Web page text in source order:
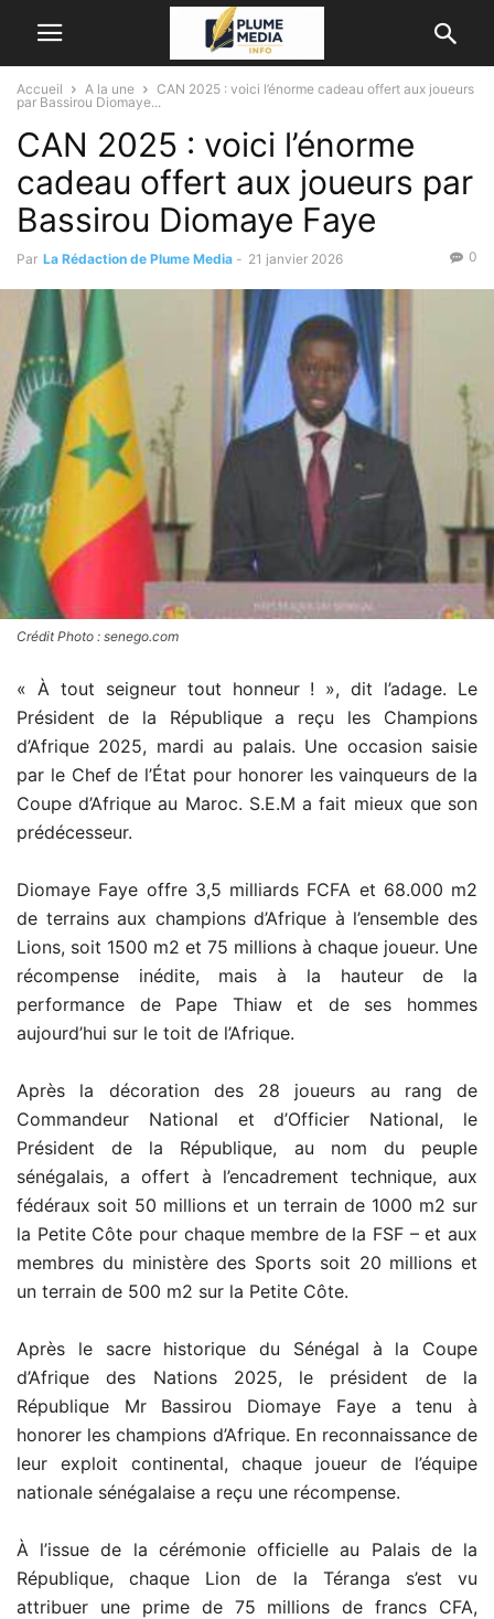
Accueil A la une
CAN 2025 : voici l’énorme cadeau offert aux joueurs
par Bassirou Diomaye...
CAN 2025 : voici l’énorme
cadeau offert aux joueurs par
Bassirou Diomaye Faye
Par La Rédaction de Plume Media - 21 janvier 2026 0
Crédit Photo : senego.com
« À tout seigneur tout honneur ! », dit l’adage. Le
Président de la République a reçu les Champions
d’Afrique 2025, mardi au palais. Une occasion saisie
par le Chef de l’État pour honorer les vainqueurs de la
Coupe d’Afrique au Maroc. S.E.M a fait mieux que son
prédécesseur.
Diomaye Faye offre 3,5 milliards FCFA et 68.000 m2
de terrains aux champions d’Afrique à l’ensemble des
Lions, soit 1500 m2 et 75 millions à chaque joueur. Une
récompense inédite, mais à la hauteur de la
performance de Pape Thiaw et de ses hommes
aujourd’hui sur le toit de l’Afrique.
Après la décoration des 28 joueurs au rang de
Commandeur National et d’Officier National, le
Président de la République, au nom du peuple
sénégalais, a offert à l’encadrement technique, aux
fédéraux soit 50 millions et un terrain de 1000 m2 sur
la Petite Côte pour chaque membre de la FSF – et aux
membres du ministère des Sports soit 20 millions et
un terrain de 500 m2 sur la Petite Côte.
Après le sacre historique du Sénégal à la Coupe
d’Afrique des Nations 2025, le président de la
République Mr Bassirou Diomaye Faye a tenu à
honorer les champions d’Afrique. En reconnaissance de
leur exploit continental, chaque joueur de l’équipe
nationale sénégalaise a reçu une récompense.
À l’issue de la cérémonie officielle au Palais de la
République, chaque Lion de la Téranga s’est vu
attribuer une prime de 75 millions de francs CFA,